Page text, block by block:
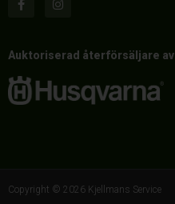
Auktoriserad återförsäljare av
Copyright © 2026 Kjellmans Service